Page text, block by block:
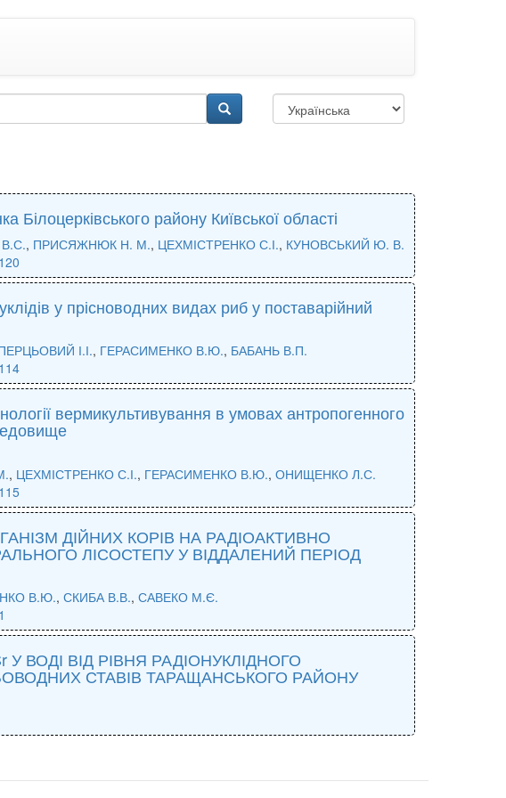
Білоцерківського району Київської області
, ПРИСЯЖНЮК Н. М., ЦЕХМІСТРЕНКО С.І., КУНОВСЬКИЙ Ю. В.
у прісноводних видах риб у поставарійний
І.І., ГЕРАСИМЕНКО В.Ю., БАБАНЬ В.П.
вермикультивування в умовах антропогенного
, ЦЕХМІСТРЕНКО С.І., ГЕРАСИМЕНКО В.Ю., ОНИЩЕНКО Л.С.
ДІЙНИХ КОРІВ НА РАДІОАКТИВНО
ЛІСОСТЕПУ У ВІДДАЛЕНИЙ ПЕРІОД
В.Ю., СКИБА В.В., САВЕКО М.Є.
ВОДІ ВІД РІВНЯ РАДІОНУКЛІДНОГО
СТАВІВ ТАРАЩАНСЬКОГО РАЙОНУ